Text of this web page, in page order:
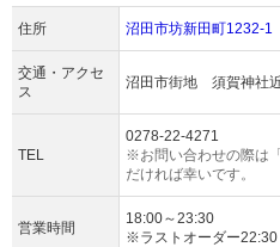
住所 沼田市坊新田町1232-1
交通・アクセ
ス
沼田市街地 須賀神社
TEL
0278-22-4271
※お問い合わせの際は
だければ幸いです。
営業時間
18:00～23:30
※ラストオーダー22:30